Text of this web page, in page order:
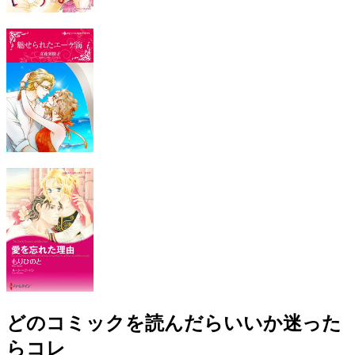
どのコミックを読んだらいいか迷った
らコレ